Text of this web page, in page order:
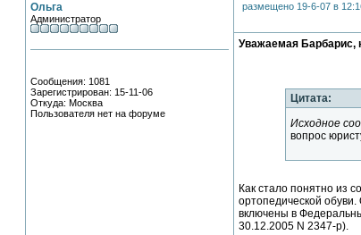
Ольга
Администратор
Сообщения: 1081
Зарегистрирован: 15-11-06
Откуда: Москва
Пользователя нет на форуме
размещено 19-6-07 в
Уважаемая Барбарис,
Цитата:
Исходное
вопрос
Как стало понятно из
ортопедической
включены в
30.12.2005 N 2347-р).